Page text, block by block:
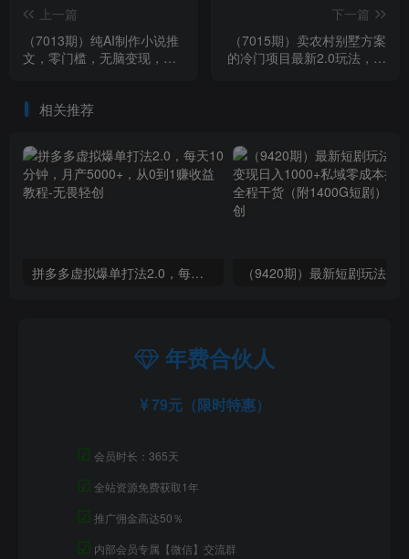
上一篇
（7013期）纯AI制作小说推
文，零门槛，无脑变现，附
下一篇
（7015期）卖农村别墅方案
的冷门项目最新2.0玩法，一
相关推荐
拼多多虚拟爆单打法2.0，每天10分钟，月产5000+，从0到1赚收益教程
年费合伙人
79元（限时特惠）
☑ 会员时长：365天
☑ 全站资源免费获取1年
☑ 推广佣金高达50％
☑ 内部会员专属【微信】交流群